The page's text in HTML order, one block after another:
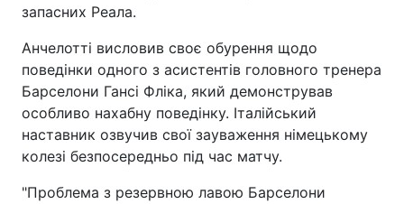
запасних Реала.
Анчелотті висловив своє обурення щодо
поведінки одного з асистентів головного тренера
Барселони Гансі Фліка, який демонстрував
особливо нахабну поведінку. Італійський
наставник озвучив свої зауваження німецькому
колезі безпосередньо під час матчу.
"Проблема з резервною лавою Барселони